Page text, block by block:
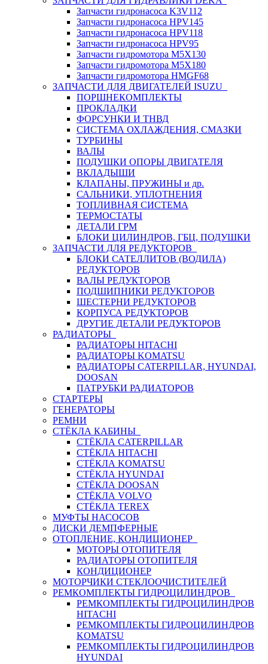
Запчасти гидронасоса K3V112
Запчасти гидронасоса HPV145
Запчасти гидронасоса HPV118
Запчасти гидронасоса HPV95
Запчасти гидромотора M5X130
Запчасти гидромотора M5X180
Запчасти гидромотора HMGF68
ЗАПЧАСТИ ДЛЯ ДВИГАТЕЛЕЙ ISUZU
ПОРШНЕКОМПЛЕКТЫ
ПРОКЛАДКИ
ФОРСУНКИ И ТНВД
СИСТЕМА ОХЛАЖДЕНИЯ, СМАЗКИ
ТУРБИНЫ
ВАЛЫ
ПОДУШКИ ОПОРЫ ДВИГАТЕЛЯ
ВКЛАДЫШИ
КЛАПАНЫ, ПРУЖИНЫ и др.
САЛЬНИКИ, УПЛОТНЕНИЯ
ТОПЛИВНАЯ СИСТЕМА
ТЕРМОСТАТЫ
ДЕТАЛИ ГРМ
БЛОКИ ЦИЛИНДРОВ, ГБЦ, ПОДУШКИ
ЗАПЧАСТИ ДЛЯ РЕДУКТОРОВ
БЛОКИ САТЕЛЛИТОВ (ВОДИЛА)
РЕДУКТОРОВ
ВАЛЫ РЕДУКТОРОВ
ПОДШИПНИКИ РЕДУКТОРОВ
ШЕСТЕРНИ РЕДУКТОРОВ
КОРПУСА РЕДУКТОРОВ
ДРУГИЕ ДЕТАЛИ РЕДУКТОРОВ
РАДИАТОРЫ
РАДИАТОРЫ HITACHI
РАДИАТОРЫ KOMATSU
РАДИАТОРЫ CATERPILLAR, HYUNDAI,
DOOSAN
ПАТРУБКИ РАДИАТОРОВ
СТАРТЕРЫ
ГЕНЕРАТОРЫ
РЕМНИ
СТЁКЛА КАБИНЫ
СТЁКЛА CATERPILLAR
СТЁКЛА HITACHI
СТЁКЛА KOMATSU
СТЁКЛА HYUNDAI
СТЁКЛА DOOSAN
СТЁКЛА VOLVO
СТЁКЛА TEREX
МУФТЫ НАСОСОВ
ДИСКИ ДЕМПФЕРНЫЕ
ОТОПЛЕНИЕ, КОНДИЦИОНЕР
МОТОРЫ ОТОПИТЕЛЯ
РАДИАТОРЫ ОТОПИТЕЛЯ
КОНДИЦИОНЕР
МОТОРЧИКИ СТЕКЛООЧИСТИТЕЛЕЙ
РЕМКОМПЛЕКТЫ ГИДРОЦИЛИНДРОВ
РЕМКОМПЛЕКТЫ ГИДРОЦИЛИНДРОВ
HITACHI
РЕМКОМПЛЕКТЫ ГИДРОЦИЛИНДРОВ
KOMATSU
РЕМКОМПЛЕКТЫ ГИДРОЦИЛИНДРОВ
HYUNDAI